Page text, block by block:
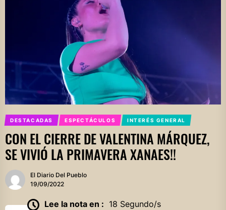
DESTACADAS ESPECTÁCULOS INTERÉS GENERAL
CON EL CIERRE DE VALENTINA MÁRQUEZ,
SE VIVIÓ LA PRIMAVERA XANAES!!
El Diario Del Pueblo
19/09/2022
Lee la nota en : 18 Segundo/s